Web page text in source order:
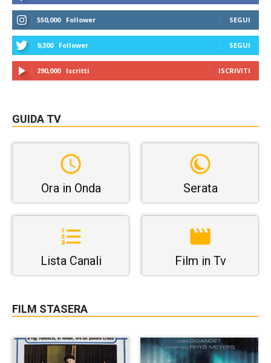
550,000 Follower SEGUI
9,300 Follower SEGUI
290,000 Iscritti ISCRIVITI
GUIDA TV
Ora in Onda Serata
Lista Canali Film in Tv
FILM STASERA